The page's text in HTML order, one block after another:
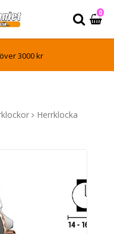
0
3000 kr
Herrklocka